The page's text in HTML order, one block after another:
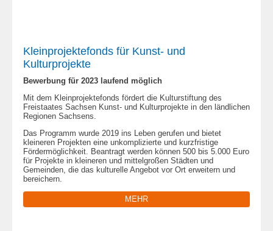
Kleinprojektefonds für Kunst- und
Kulturprojekte
Bewerbung für 2023 laufend möglich
Mit dem Kleinprojektefonds fördert die Kulturstiftung des
Freistaates Sachsen Kunst- und Kulturprojekte in den ländlichen
Regionen Sachsens.
Das Programm wurde 2019 ins Leben gerufen und bietet
kleineren Projekten eine unkomplizierte und kurzfristige
Fördermöglichkeit. Beantragt werden können 500 bis 5.000 Euro
für Projekte in kleineren und mittelgroßen Städten und
Gemeinden, die das kulturelle Angebot vor Ort erweitern und
bereichern.
MEHR